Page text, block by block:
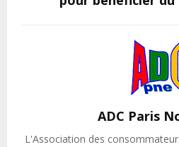
ADC Paris
L'Association des